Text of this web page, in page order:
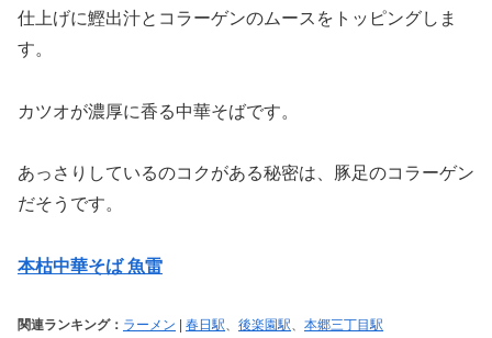
仕上げに鰹出汁とコラーゲンのムースをトッピングしま
す。
カツオが濃厚に香る中華そばです。
あっさりしているのコクがある秘密は、豚足のコラーゲン
だそうです。
本枯中華そば 魚雷
関連ランキング： ラーメン 春日駅、 後楽園駅、 本郷三丁目駅